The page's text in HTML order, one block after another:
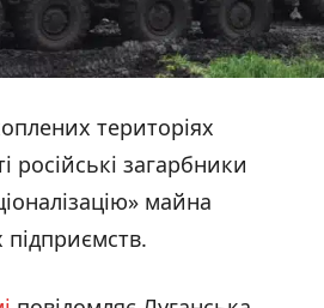
територіях
російські загарбники
майна